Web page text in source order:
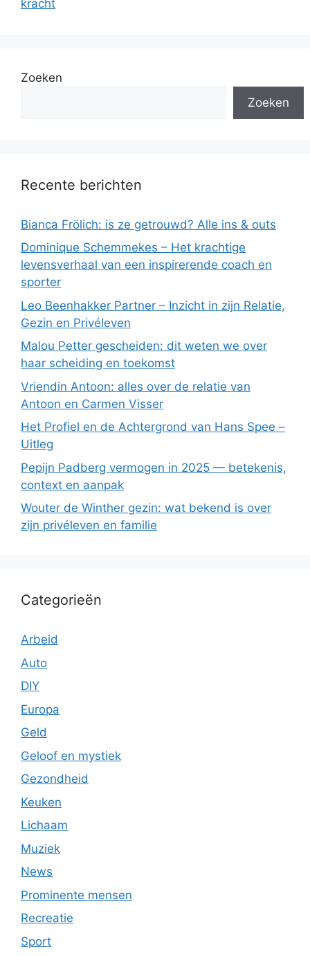
kracht
Zoeken
Zoeken
Recente berichten
Bianca Frölich: is ze getrouwd? Alle ins & outs
Dominique Schemmekes – Het krachtige
levensverhaal van een inspirerende coach en
sporter
Leo Beenhakker Partner – Inzicht in zijn Relatie,
Gezin en Privéleven
Malou Petter gescheiden: dit weten we over
haar scheiding en toekomst
Vriendin Antoon: alles over de relatie van
Antoon en Carmen Visser
Het Profiel en de Achtergrond van Hans Spee –
Uitleg
Pepijn Padberg vermogen in 2025 — betekenis,
context en aanpak
Wouter de Winther gezin: wat bekend is over
zijn privéleven en familie
Categorieën
Arbeid
Auto
DIY
Europa
Geld
Geloof en mystiek
Gezondheid
Keuken
Lichaam
Muziek
News
Prominente mensen
Recreatie
Sport